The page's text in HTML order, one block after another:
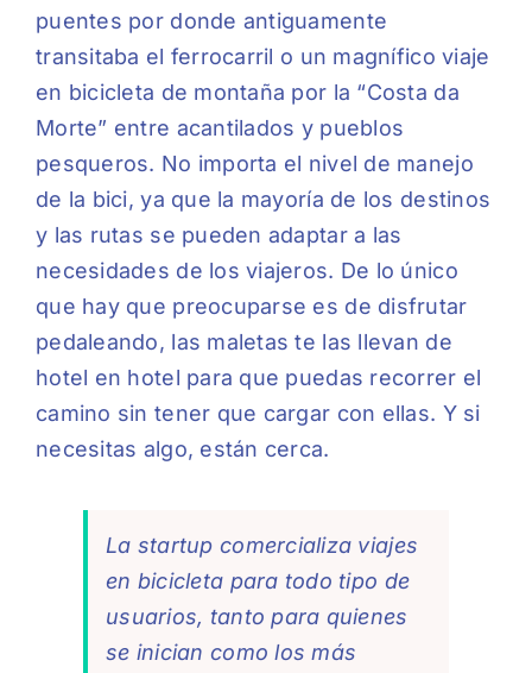
puentes por donde antiguamente
transitaba el ferrocarril o un magnífico viaje
en bicicleta de montaña por la “Costa da
Morte” entre acantilados y pueblos
pesqueros. No importa el nivel de manejo
de la bici, ya que la mayoría de los destinos
y las rutas se pueden adaptar a las
necesidades de los viajeros. De lo único
que hay que preocuparse es de disfrutar
pedaleando, las maletas te las llevan de
hotel en hotel para que puedas recorrer el
camino sin tener que cargar con ellas. Y si
necesitas algo, están cerca.
La startup comercializa viajes
en bicicleta para todo tipo de
usuarios, tanto para quienes
se inician como los más